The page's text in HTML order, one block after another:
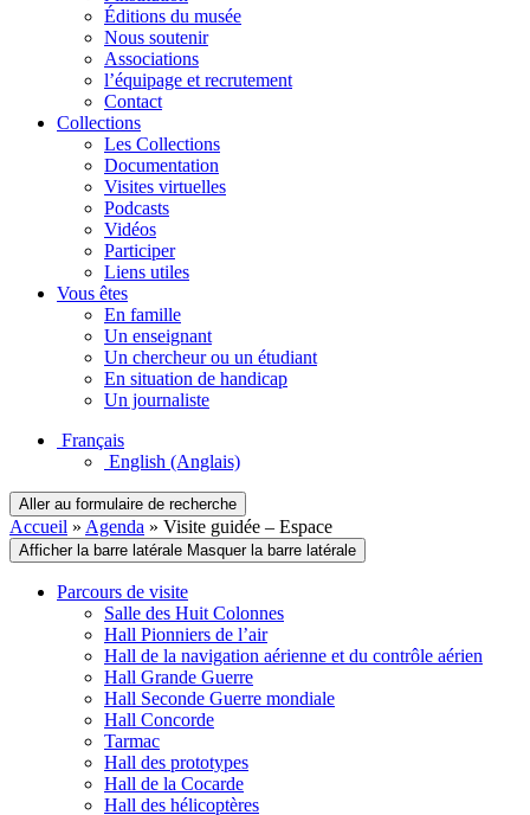
Éditions du musée
Nous soutenir
Associations
l’équipage et recrutement
Contact
Collections
Les Collections
Documentation
Visites virtuelles
Podcasts
Vidéos
Participer
Liens utiles
Vous êtes
En famille
Un enseignant
Un chercheur ou un étudiant
En situation de handicap
Un journaliste
Français
English (Anglais)
Aller au formulaire de recherche
Accueil » Agenda » Visite guidée – Espace
Afficher la barre latérale Masquer la barre latérale
Parcours de visite
Salle des Huit Colonnes
Hall Pionniers de l’air
Hall de la navigation aérienne et du contrôle aérien
Hall Grande Guerre
Hall Seconde Guerre mondiale
Hall Concorde
Tarmac
Hall des prototypes
Hall de la Cocarde
Hall des hélicoptères